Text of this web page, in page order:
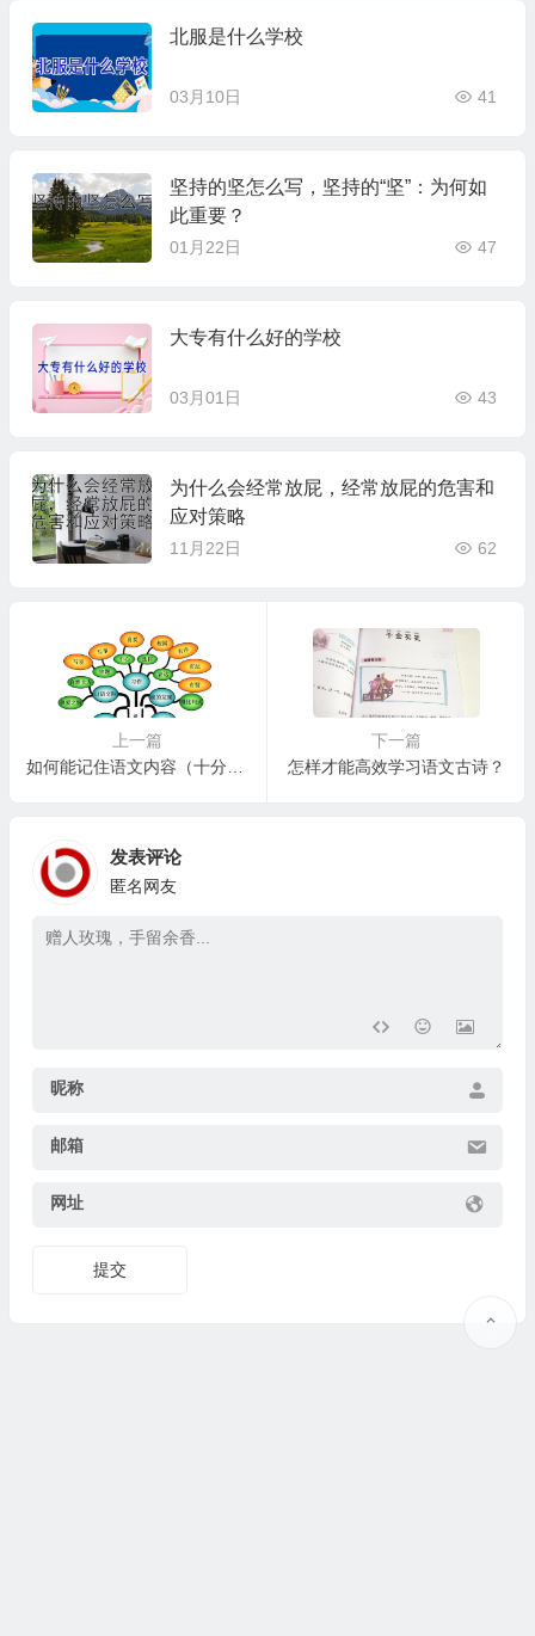
北服是什么学校
03月10日 41
坚持的坚怎么写，坚持的“坚”：为何如
此重要？
01月22日 47
大专有什么好的学校
03月01日 43
为什么会经常放屁，经常放屁的危害和
应对策略
11月22日 62
上一篇
如何能记住语文内容（十分钟内背诵完一篇课文）？
下一篇
怎样才能高效学习语文古诗？
发表评论
匿名网友
昵称
邮箱
网址
提交